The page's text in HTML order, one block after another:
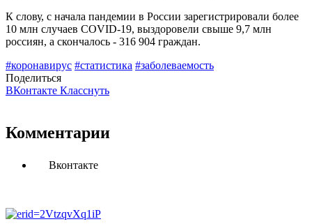
К слову, с начала пандемии в России зарегистрировали более
10 млн случаев COVID-19, выздоровели свыше 9,7 млн
россиян, а скончалось - 316 904 граждан.
#коронавирус #статистика #заболеваемость
Поделиться
ВКонтакте Класснуть
Комментарии
Вконтакте